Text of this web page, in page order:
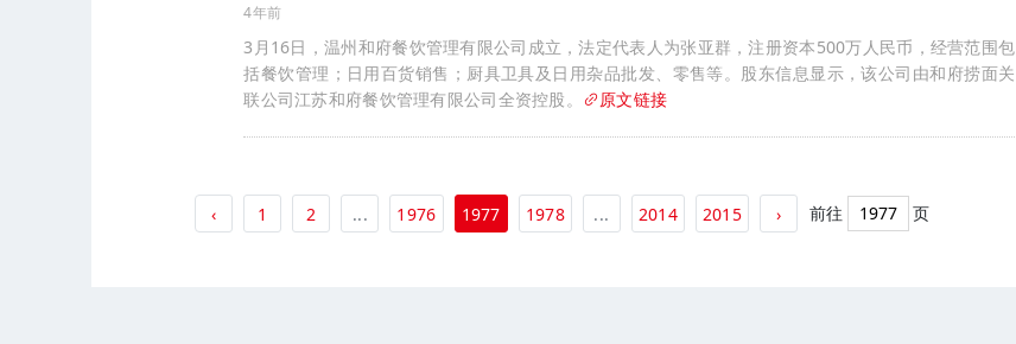
4年前
3月16日，温州和府餐饮管理有限公司成立，法定代表人为张亚群，注册资本500万人民币，经营范围包
括餐饮管理；日用百货销售；厨具卫具及日用杂品批发、零售等。股东信息显示，该公司由和府捞面关
联公司江苏和府餐饮管理有限公司全资控股。
原文链接
‹ 1 2 ... 1976 1977 1978 ... 2014 2015 › 前往 页